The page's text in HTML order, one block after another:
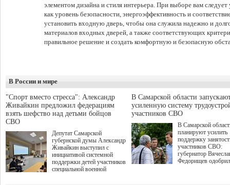
элементом дизайна и стиля интерьера. При выборе вам
как уровень безопасности, энергоэффективность и
установить входную дверь, чтобы она служила надежно и
материалов входных дверей, а также соответствующих
правильное решение и создать комфортную и безопасную
В России и мире
"Спорт вместо стресса": Александр
Живайкин предложил федерациям
взять шефство над детьми бойцов
СВО
Депутат Самарской
губернской думы Александр
Живайкин выступил с
инициативой системной
поддержки детей участников
специальной военной
В Самарской области
усиленную систему
участников СВО
В Самарской
планируют усилить
поддержку
участников СВО:
губернатор
Федорищев